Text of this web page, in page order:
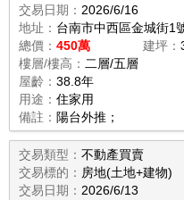
交易日期： 2026/6/16
地址： 台南市中西區金城街1
總價： 450萬 建坪：
樓層/樓高： 二層/五層
屋齡： 38.8年
用途： 住家用
備註： 陽台外推；
交易類型： 不動產買賣
交易標的： 房地(土地+建物)
交易日期： 2026/6/13